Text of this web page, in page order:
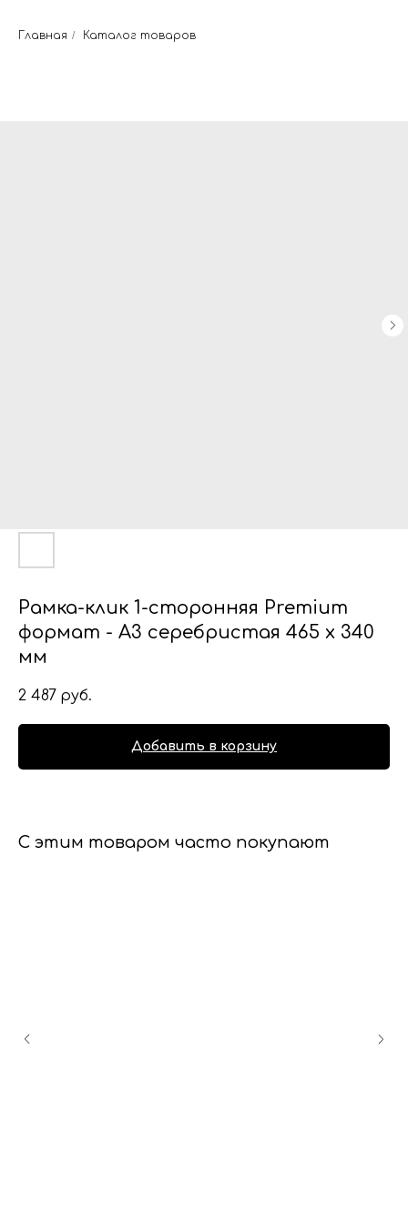
Главная / Каталог товаров
Рамка-клик 1-сторонняя Premium
формат - А3 серебристая 465 x 340
мм
2 487 руб.
Добавить в корзину
С этим товаром часто покупают